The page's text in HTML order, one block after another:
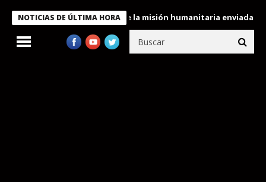
NOTICIAS DE ÚLTIMA HORA
condecora a miembros de la misión humanitaria enviada a